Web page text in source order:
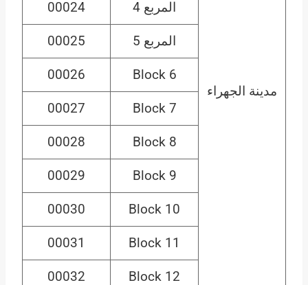
مدينة الجهراء
المربع 4 00024
المربع 5 00025
Block 6
00026
Block 7
00027
Block 8
00028
Block 9
00029
Block 10
00030
Block 11
00031
Block 12
00032